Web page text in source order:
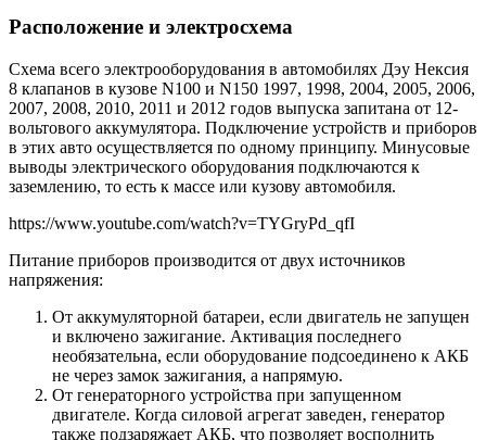
Расположение и электросхема
Схема всего электрооборудования в автомобилях Дэу Нексия
8 клапанов в кузове N100 и N150 1997, 1998, 2004, 2005, 2006,
2007, 2008, 2010, 2011 и 2012 годов выпуска запитана от 12-
вольтового аккумулятора. Подключение устройств и приборов
в этих авто осуществляется по одному принципу. Минусовые
выводы электрического оборудования подключаются к
заземлению, то есть к массе или кузову автомобиля.
https://www.youtube.com/watch?v=TYGryPd_qfI
Питание приборов производится от двух источников
напряжения:
От аккумуляторной батареи, если двигатель не запущен
и включено зажигание. Активация последнего
необязательна, если оборудование подсоединено к АКБ
не через замок зажигания, а напрямую.
От генераторного устройства при запущенном
двигателе. Когда силовой агрегат заведен, генератор
также подзаряжает АКБ, что позволяет восполнить